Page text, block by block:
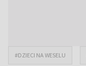
#DZIECI NA WESELU